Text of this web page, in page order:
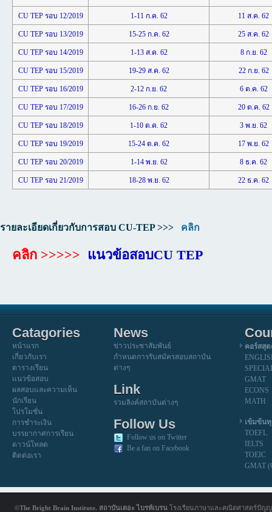
CU TEP รอบ 12/2019 1-11 ก.ค. 62 11 ส.ค. 62
CU TEP รอบ 13/2019 15-25 ก.ค. 62 25 ส.ค. 62
CU TEP รอบ 14/2019 1-13 ส.ค. 62 8 ก.ย. 62
CU TEP รอบ 15/2019 19-29 ส.ค. 62 22 ก.ย. 62
CU TEP รอบ 16/2019 2-12 ก.ย. 62 6 ต.ค. 62
CU TEP รอบ 17/2019 16-26 ก.ย. 62 20 ต.ค. 62
CU TEP รอบ 18/2019 1-10 ต.ค. 62 3 พ.ย. 62
CU TEP รอบ 19/2019 15-24 ต.ค. 62 17 พ.ย. 62
CU TEP รอบ 20/2019 1-14 พ.ย. 62 8 ธ.ค. 62
CU TEP รอบ 21/2019 18-28 พ.ย. 62 22 ธ.ค. 62
รายละเอียดเกี่ยวกับการสอบ CU-TEP >>> คลิก
คลิก >>>>> แนวข้อสอบCU TEP
Catagories
หน้าแรก
เกี่ยวกับเรา
ตารางเรียน
แนวข้อสอบ
ผลสอบและความเห็น
นักเรียน
โปรโมชั่น
การชำระเงิน
บรรยากาศการเรียน
ดาวน์โหลด
ติดต่อเรา
News
ข่าวประชาสัมพันธ์
กำหนดการรับสมัครสอบสถาบัน
ต่างๆ
Link
รวมลิงค์สถาบันต่างๆ
Follow Us
Follow us on Twitter
Be a fan on Facebook
คอร์สสุ
GMAT
ECONS
MATH
เข้มข้น
TOEFL
IELTS
TOEIC
GMAT
©The Bright Brain Institute. สถาบันเดอะ ไบรท์เบรน โรงเรียนภาษาและคณิตศาสตร์ปัญ